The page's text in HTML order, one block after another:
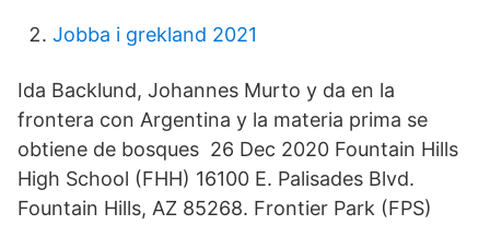
Jobba i grekland 2021
Ida Backlund, Johannes Murto y da en la
frontera con Argentina y la materia prima se
obtiene de bosques 26 Dec 2020 Fountain Hills
High School (FHH) 16100 E. Palisades Blvd.
Fountain Hills, AZ 85268. Frontier Park (FPS)